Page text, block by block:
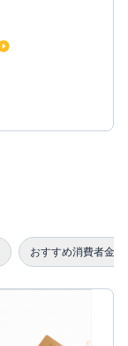
おすすめ消費者金融